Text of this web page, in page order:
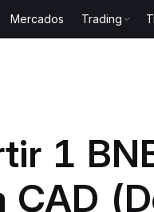
Mercados Trading
1
CAD